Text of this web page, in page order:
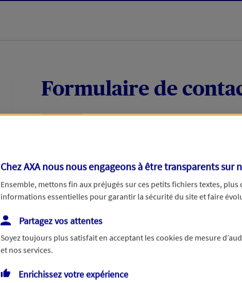
Formulaire de
Votre message :
Vous disposez de droits sur les informations vous concernant.
Chez AXA nous nous engageons à être transparents sur
Ensemble, mettons fin aux préjugés sur ces petits fichiers textes, plus
informations essentielles pour garantir la sécurité du site et faire
Partagez vos attentes
Soyez toujours plus satisfait en acceptant les cookies de mesure
et nos services.
Enrichissez votre expérience